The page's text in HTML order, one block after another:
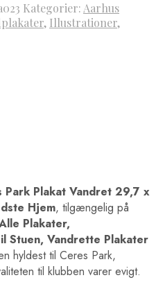
Kategorier:Aarhus
, Illustrationer,
Park Plakat Vandret 29,7 x
Hjem, tilgængelig på
Plakater,
Stuen, Vandrette Plakater
hyldest til Ceres Park,
til klubben varer evigt.